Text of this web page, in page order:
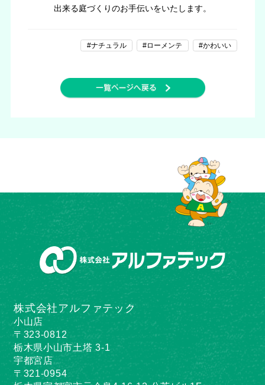
出来る庭づくりのお手伝いをいたします。
#ナチュラル #ローメンテ #かわいい
株式会社アルファテック
小山店
〒323-0812
栃木県小山市土塔 3-1
宇都宮店
〒321-0954